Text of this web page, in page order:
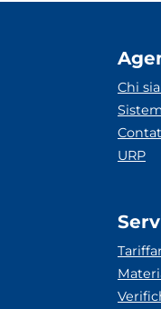
Chi
URP